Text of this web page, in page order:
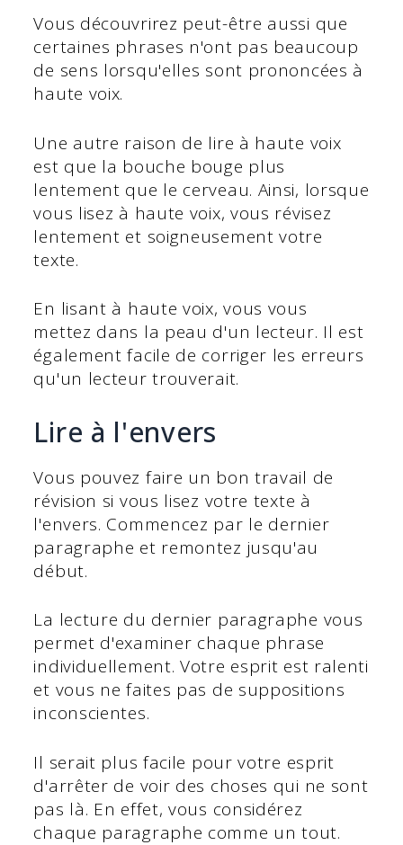
Vous découvrirez peut-être aussi que
certaines phrases n'ont pas beaucoup
de sens lorsqu'elles sont prononcées à
haute voix.
Une autre raison de lire à haute voix
est que la bouche bouge plus
lentement que le cerveau. Ainsi, lorsque
vous lisez à haute voix, vous révisez
lentement et soigneusement votre
texte.
En lisant à haute voix, vous vous
mettez dans la peau d'un lecteur. Il est
également facile de corriger les erreurs
qu'un lecteur trouverait.
Lire à l'envers
Vous pouvez faire un bon travail de
révision si vous lisez votre texte à
l'envers. Commencez par le dernier
paragraphe et remontez jusqu'au
début.
La lecture du dernier paragraphe vous
permet d'examiner chaque phrase
individuellement. Votre esprit est ralenti
et vous ne faites pas de suppositions
inconscientes.
Il serait plus facile pour votre esprit
d'arrêter de voir des choses qui ne sont
pas là. En effet, vous considérez
chaque paragraphe comme un tout.